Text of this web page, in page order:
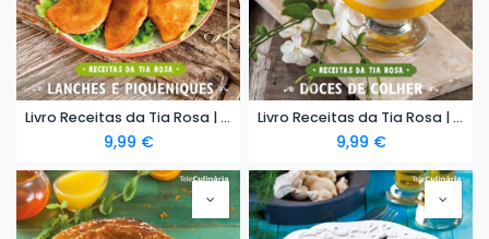
Livro Receitas da Tia Rosa | Lanches e piqueniques - eBook
9,99 €
Livro Receitas da Tia Rosa | Doces de Colher - eBook
9,99 €